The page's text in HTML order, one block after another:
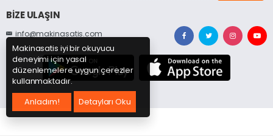
BİZE ULAŞIN
info@makinasatis.com
Makinasatis iyi bir okuyucu
deneyimi için yasal
düzenlemelere uygun çerezler
kullanmaktadır.
Anladım!
Detayları Oku